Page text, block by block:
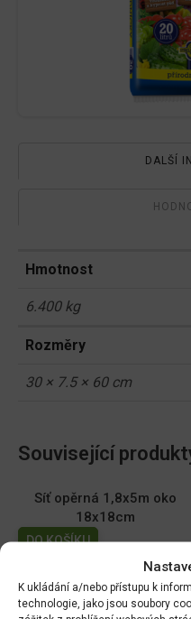
K ukládání a/nebo přístupu k
technologie, jako jsou soubory
DALŠÍ
Hmotnost
6.400 kg
Rozměry
30 × 7.5 × 60 cm
Související
Síť opěrná 1,8x5m oko
18x18cm
DO KOŠÍKU
Forestina Hoštický